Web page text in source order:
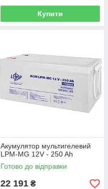
Купити
Акумулятор мультигелевий
LPM-MG 12V - 250 Ah
Готово до відправки
22 191 ₴